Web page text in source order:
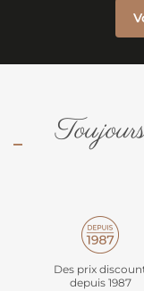
Des prix
depuis 1987